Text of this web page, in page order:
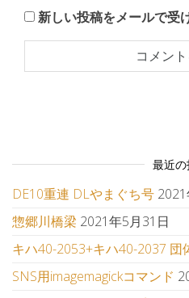
新しい投稿をメールで受
最近
DE10重連 DLやまぐち号
惣郷川橋梁 2021年5月31日
キハ40-2053+キハ40-2037 団
SNS用imagemagickコマンド